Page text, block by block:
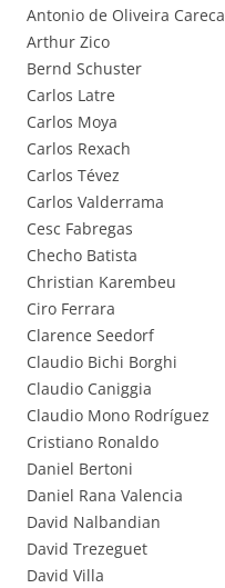
Antonio de Oliveira Careca
Arthur Zico
Bernd Schuster
Carlos Latre
Carlos Moya
Carlos Rexach
Carlos Tévez
Carlos Valderrama
Cesc Fabregas
Checho Batista
Christian Karembeu
Ciro Ferrara
Clarence Seedorf
Claudio Bichi Borghi
Claudio Caniggia
Claudio Mono Rodríguez
Cristiano Ronaldo
Daniel Bertoni
Daniel Rana Valencia
David Nalbandian
David Trezeguet
David Villa